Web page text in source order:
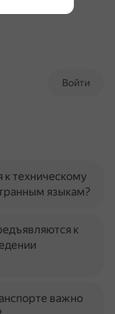
Войти
к техническому
языкам?
к
важно